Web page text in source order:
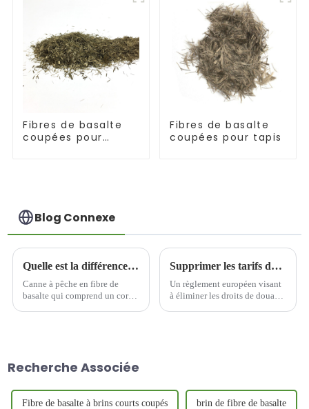
Fibres de basalte
coupées pour
Fibres de basalte
coupées pour tapis
Blog Connexe
Quelle est la différence entre les cannes à pêche en fibre de basalte et en fibre de verre ?
Canne à pêche en fibre de
basalte qui comprend un corps
fibre de basalte pour un
Supprimer les tarifs douaniers ?
Un règlement européen visant
à éliminer les droits de douane
Recherche Associée
Fibre de basalte à brins courts coupés brin de fibre de basalte